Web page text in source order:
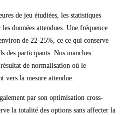
de jeu étudiées, les statistiques
données attendues. Une fréquence
de 22-25%, ce ce qui conserve
des participants. Nos manches
de normalisation où le
vers la mesure attendue.
par son optimisation cross-
la totalité des options sans affecter la